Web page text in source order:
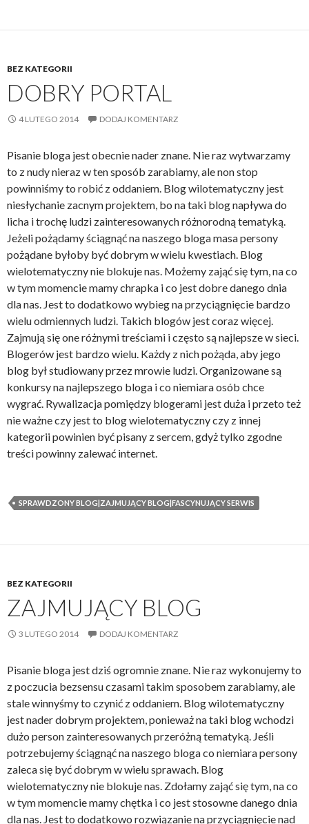
BEZ KATEGORII
DOBRY PORTAL
4 LUTEGO 2014 DODAJ KOMENTARZ
Pisanie bloga jest obecnie nader znane. Nie raz wytwarzamy
to z nudy nieraz w ten sposób zarabiamy, ale non stop
powinniśmy to robić z oddaniem. Blog wilotematyczny jest
niesłychanie zacnym projektem, bo na taki blog napływa do
licha i trochę ludzi zainteresowanych różnorodną tematyką.
Jeżeli pożądamy ściągnąć na naszego bloga masa persony
pożądane byłoby być dobrym w wielu kwestiach. Blog
wielotematyczny nie blokuje nas. Możemy zająć się tym, na co
w tym momencie mamy chrapka i co jest dobre danego dnia
dla nas. Jest to dodatkowo wybieg na przyciągnięcie bardzo
wielu odmiennych ludzi. Takich blogów jest coraz więcej.
Zajmują się one różnymi treściami i często są najlepsze w sieci.
Blogerów jest bardzo wielu. Każdy z nich pożąda, aby jego
blog był studiowany przez mrowie ludzi. Organizowane są
konkursy na najlepszego bloga i co niemiara osób chce
wygrać. Rywalizacja pomiędzy blogerami jest duża i przeto też
nie ważne czy jest to blog wielotematyczny czy z innej
kategorii powinien być pisany z sercem, gdyż tylko zgodne
treści powinny zalewać internet.
SPRAWDZONY BLOG|ZAJMUJĄCY BLOG|FASCYNUJĄCY SERWIS
BEZ KATEGORII
ZAJMUJĄCY BLOG
3 LUTEGO 2014 DODAJ KOMENTARZ
Pisanie bloga jest dziś ogromnie znane. Nie raz wykonujemy to
z poczucia bezsensu czasami takim sposobem zarabiamy, ale
stale winnyśmy to czynić z oddaniem. Blog wilotematyczny
jest nader dobrym projektem, ponieważ na taki blog wchodzi
dużo person zainteresowanych przeróżną tematyką. Jeśli
potrzebujemy ściągnąć na naszego bloga co niemiara persony
zaleca się być dobrym w wielu sprawach. Blog
wielotematyczny nie blokuje nas. Zdołamy zająć się tym, na co
w tym momencie mamy chętka i co jest stosowne danego dnia
dla nas. Jest to dodatkowo rozwiązanie na przyciągnięcie nad